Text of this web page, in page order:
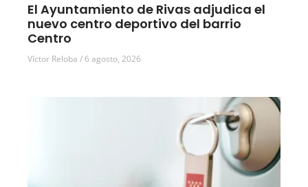
El Ayuntamiento de Rivas adjudica el
nuevo centro deportivo del barrio
Centro
Víctor Reloba 6 agosto, 2026